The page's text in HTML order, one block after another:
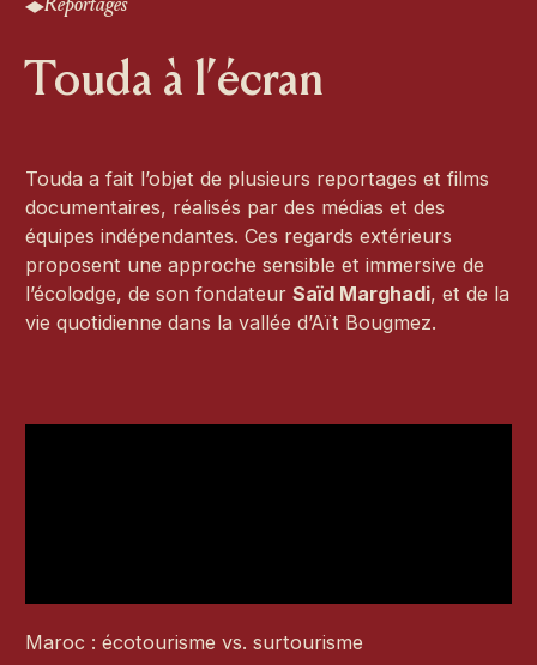
Reportages
Touda à l’écran
Touda a fait l’objet de plusieurs reportages et films
documentaires, réalisés par des médias et des
équipes indépendantes. Ces regards extérieurs
proposent une approche sensible et immersive de
l’écolodge, de son fondateurSaïd Marghadi, et de la
vie quotidienne dans la vallée d’Aït Bougmez.
Maroc : écotourisme vs. surtourisme